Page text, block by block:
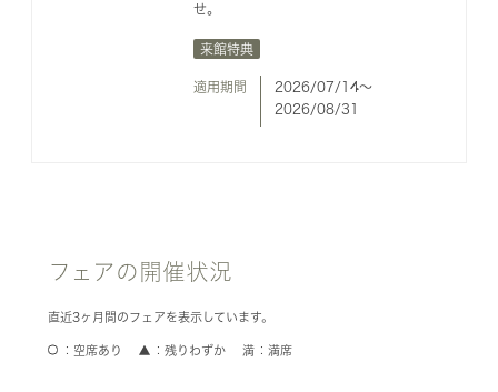
せ。
来館特典
適用期間
2026/07/14〜
2026/08/31
フェアの開催状況
直近3ヶ月間のフェアを表示しています。
空席あり 残りわずか 満席